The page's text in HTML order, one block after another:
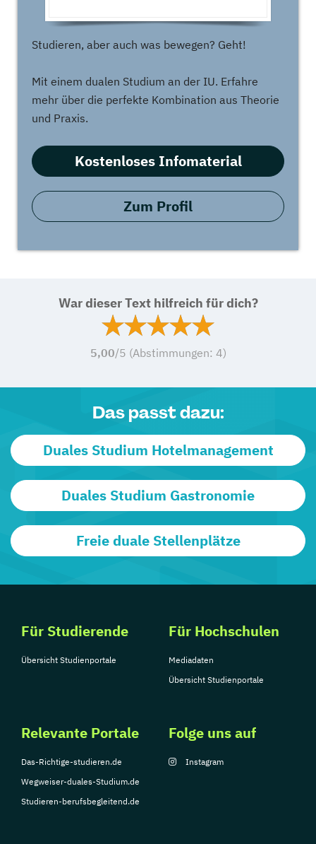
Studieren, aber auch was bewegen? Geht!
Mit einem dualen Studium an der IU. Erfahre
mehr über die perfekte Kombination aus Theorie
und Praxis.
Kostenloses Infomaterial
Zum Profil
War dieser Text hilfreich für dich?
5,00/5 (Abstimmungen: 4)
Das passt dazu:
Duales Studium Hotelmanagement
Duales Studium Gastronomie
Freie duale Stellenplätze
Für Studierende
Übersicht Studienportale
Für Hochschulen
Mediadaten
Übersicht Studienportale
Relevante Portale
Das-Richtige-studieren.de
Wegweiser-duales-Studium.de
Studieren-berufsbegleitend.de
Folge uns auf
Instagram